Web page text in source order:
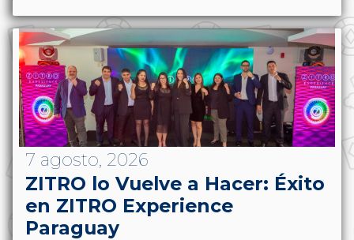
7 agosto, 2026
ZITRO lo Vuelve a Hacer: Éxito
en ZITRO Experience
Paraguay